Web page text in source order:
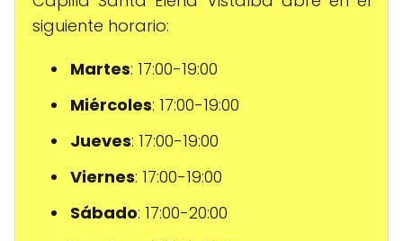
siguiente horario:
Martes: 17:00-19:00
Miércoles: 17:00-19:00
Jueves: 17:00-19:00
Viernes: 17:00-19:00
Sábado: 17:00-20:00